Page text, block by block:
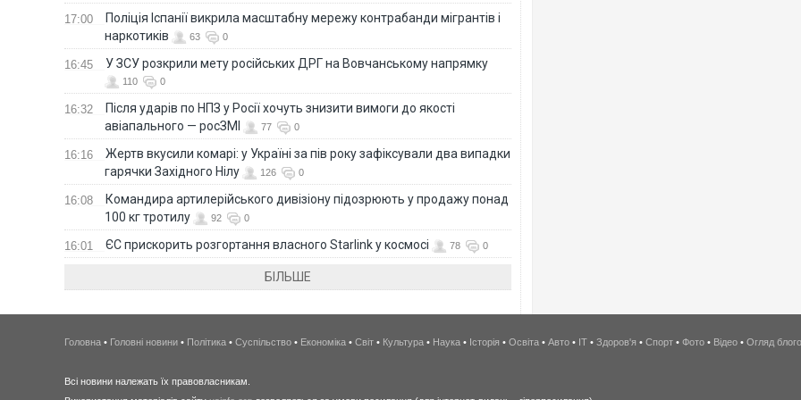
17:00
Поліція Іспанії викрила масштабну мережу контрабанди мігрантів і
наркотиків
63 0
16:45 У ЗСУ розкрили мету російських ДРГ на Вовчанському напрямку
110 0
16:32
Після ударів по НПЗ у Росії хочуть знизити вимоги до якості
авіапального — росЗМІ
77 0
16:16
Жертв вкусили комарі: у Україні за пів року зафіксували два випадки
гарячки Західного Нілу
126 0
16:08
Командира артилерійського дивізіону підозрюють у продажу понад
100 кг тротилу
92 0
16:01 ЄС прискорить розгортання власного Starlink у космосі 78 0
БІЛЬШЕ
Головна • Головні новини • Політика • Суспільство • Економіка • Світ • Культура • Наука • Історія • Освіта • Авто • IT • Здоров'я • Спорт • Фото • Відео • Огляд
Всі новини належать їх правовласникам.